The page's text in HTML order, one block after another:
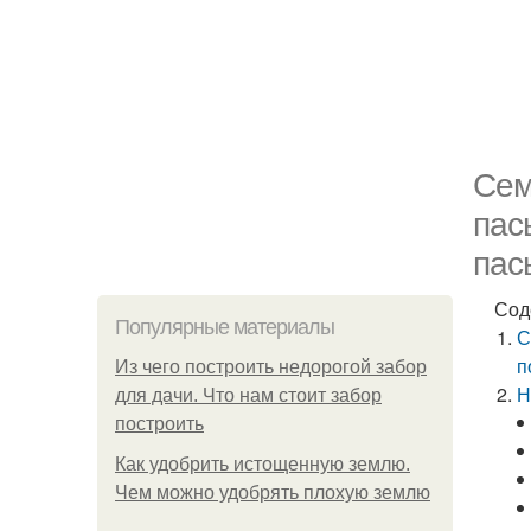
Популярные материалы
Из чего построить недорогой забор
для дачи. Что нам стоит забор
построить
Как удобрить истощенную землю.
Чем можно удобрять плохую землю